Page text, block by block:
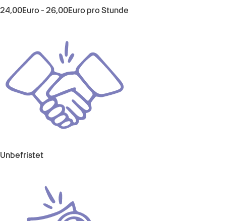
24,00Euro- 26,00Euro pro Stunde
Unbefristet